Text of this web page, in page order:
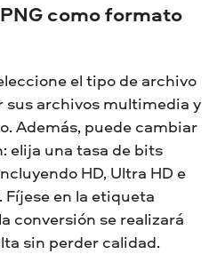
como formato
el tipo de archivo
sus archivos multimedia y
Además, puede cambiar
elija una tasa de bits
HD, Ultra HD e
Fíjese en la etiqueta
conversión se realizará
sin perder calidad.